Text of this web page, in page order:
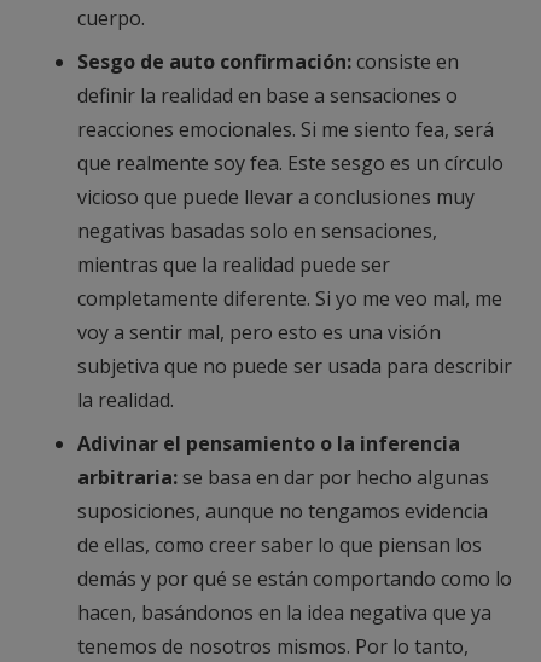
cuerpo.
Sesgo de auto confirmación:consiste en
definir la realidad en base a sensaciones o
reacciones emocionales. Si me siento fea, será
que realmente soy fea. Este sesgo es un círculo
vicioso que puede llevar a conclusiones muy
negativas basadas solo en sensaciones,
mientras que la realidad puede ser
completamente diferente. Si yo me veo mal, me
voy a sentir mal, pero esto es una visión
subjetiva que no puede ser usada para describir
la realidad.
Adivinar el pensamiento o la inferencia
arbitraria: se basa en dar por hecho algunas
suposiciones, aunque no tengamos evidencia
de ellas, como creer saber lo que piensan los
demás y por qué se están comportando como lo
hacen, basándonos en la idea negativa que ya
tenemos de nosotros mismos. Por lo tanto,